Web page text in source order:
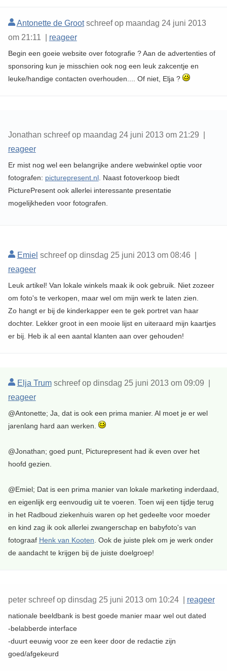
Antonette de Grootschreef op maandag 24 juni 2013
om 21:11 | reageer
Begin een goeie website over fotografie ? Aan de advertenties of
sponsoring kun je misschien ook nog een leuk zakcentje en
leuke/handige contacten overhouden.... Of niet, Elja ?
Jonathan schreef op maandag 24 juni 2013 om 21:29 |
reageer
Er mist nog wel een belangrijke andere webwinkel optie voor
fotografen: picturepresent.nl. Naast fotoverkoop biedt
PicturePresent ook allerlei interessante presentatie
mogelijkheden voor fotografen.
Emiel schreef op dinsdag 25 juni 2013 om 08:46 |
reageer
Leuk artikel! Van lokale winkels maak ik ook gebruik. Niet zozeer
om foto's te verkopen, maar wel om mijn werk te laten zien.
Zo hangt er bij de kinderkapper een te gek portret van haar
dochter. Lekker groot in een mooie lijst en uiteraard mijn kaartjes
er bij. Heb ik al een aantal klanten aan over gehouden!
Elja Trumschreef op dinsdag 25 juni 2013 om 09:09 |
reageer
@Antonette; Ja, dat is ook een prima manier. Al moet je er wel
jarenlang hard aan werken.
@Jonathan; goed punt, Picturepresent had ik even over het
hoofd gezien.
@Emiel; Dat is een prima manier van lokale marketing inderdaad,
en eigenlijk erg eenvoudig uit te voeren. Toen wij een tijdje terug
in het Radboud ziekenhuis waren op het gedeelte voor moeder
en kind zag ik ook allerlei zwangerschap en babyfoto's van
fotograaf Henk van Kooten . Ook de juiste plek om je werk onder
de aandacht te krijgen bij de juiste doelgroep!
peter schreef op dinsdag 25 juni 2013 om 10:24 | reageer
nationale beeldbank is best goede manier maar wel out dated
-belabberde interface
-duurt eeuwig voor ze een keer door de redactie zijn
goed/afgekeurd